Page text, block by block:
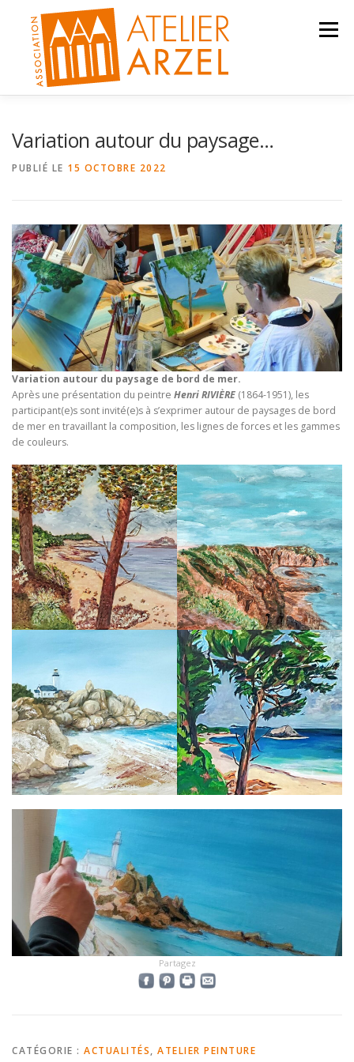
contenu
Menu
Variation autour du paysage…
PUBLIÉ LE 15 OCTOBRE 2022
Variation autour du paysage de bord de mer.
Après une présentation du peintre Henri RIVIÈRE (1864-1951), les
participant(e)s sont invité(e)s à s’exprimer autour de paysages de bord
de mer en travaillant la composition, les lignes de forces et les gammes
de couleurs.
Partagez
CATÉGORIE : ACTUALITÉS, ATELIER PEINTURE